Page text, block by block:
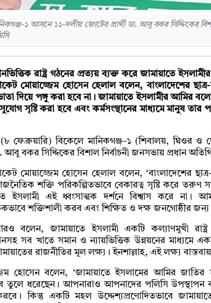
১ আসনে ১১-দলীয় জোটের প্রার্থী ডা. আবু বকর সিদ্দিকের
রাষ্ট্র গঠনের প্রত্যয় ব্যক্ত করে জামায়াতে
মোয়াজ্জেম হোসেন হেলাল বলেন, বাংলাদেশের ছাত্র-
দিয়ে পঙ্গু করা হবে না। জামায়াতে ইসলামীর আমির
সৃষ্টি করা হবে এবং কর্মসংস্থানের মাধ্যমে মানুষ তার
(৮ ফেব্রুয়ারি) বিকেলে মানিকগঞ্জ–১ (শিবালয়,
আবু বকর সিদ্দিকের বিশাল নির্বাচনী জনসভায় প্রধান
মোয়াজ্জেম হোসেন হেলাল বলেন, ‘বাংলাদেশের ছাত্র-
শক্তি পরিকল্পিতভাবে বেকারত্ব সৃষ্টি করে তরুণ
ইসলামী এই ধ্বংসাত্মক দর্শনে বিশ্বাস করে না।
শক্তিশালী করব এবং শিক্ষিত ও দক্ষ জনগোষ্ঠীর জন্য
বলেন, জামায়াতে ইসলামী একটি কল্যাণমুখী রাষ্ট্র
সব খাতে সমান ও ন্যায়ভিত্তিক উন্নয়নের মাধ্যমে
রাজনীতির মূল লক্ষ্য। ইনশাল্লাহ, এই লক্ষ্য
হোসেন বলেন, ‘জামায়াতে ইসলামের আমির জাতির
তুলে ধরেছেন। আপনারাও আপনাদের পলিসি
কিন্তু একটি মহল উদ্দেশ্যপ্রণোদিতভাবে